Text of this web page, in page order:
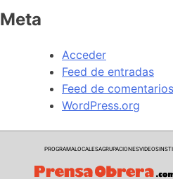
Meta
Acceder
Feed de entradas
Feed de comentarios
WordPress.org
PROGRAMALOCALESAGRUPACIONESVIDEOS